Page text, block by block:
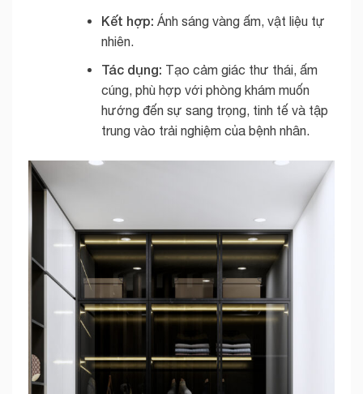
Kết hợp: Ánh sáng vàng ấm, vật liệu tự
nhiên.
Tác dụng: Tạo cảm giác thư thái, ấm
cúng, phù hợp với phòng khám muốn
hướng đến sự sang trọng, tinh tế và tập
trung vào trải nghiệm của bệnh nhân.